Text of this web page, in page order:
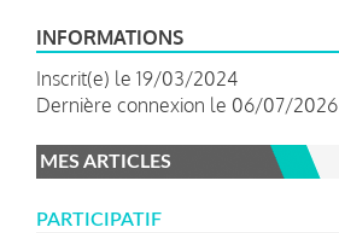
INFORMATIONS
Inscrit(e) le 19/03/2024
Dernière connexion le 06/07/2026
MES ARTICLES
PARTICIPATIF